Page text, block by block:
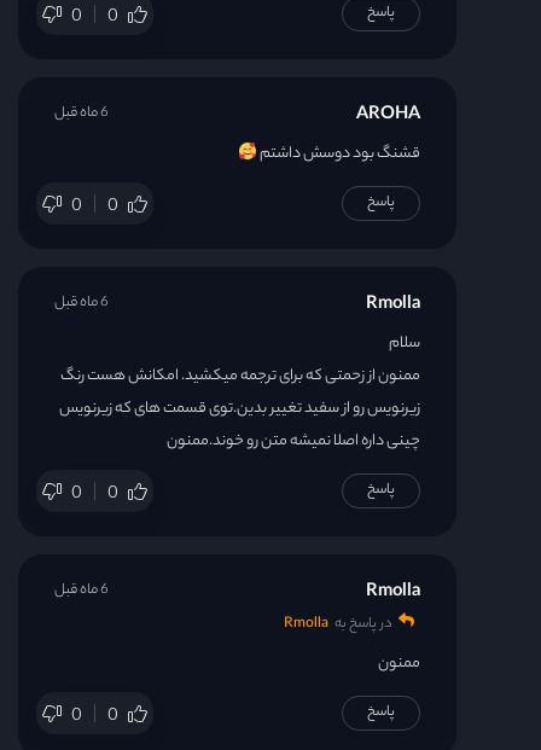
0 0 پاسخ
AROHA
قشنگ بود دوسش داشتم
0 0
6 ماه قبل
پاسخ
Rmolla
سلام
ممنون از زحمتی که برای ترجمه میکشید. امکانش هست رنگ
زیرنویس رو از سفید تغییر بدین.توی قسمت های که زیرنویس
چینی داره اصلا نمیشه متن رو خوند.ممنون
0 0
6 ماه قبل
پاسخ
Rmolla
در پاسخ به Rmolla
ممنون
0 0
6 ماه قبل
پاسخ